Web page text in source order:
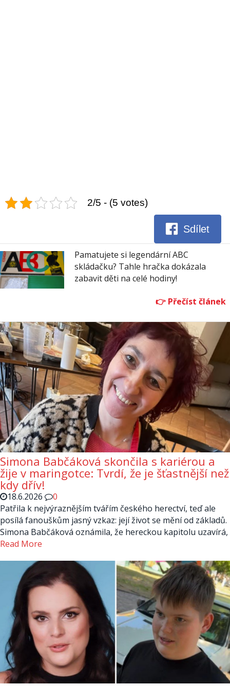
2/5 - (5 votes)
Sdílet
Pamatujete si legendární ABC
skládačku? Tahle hračka dokázala
zabavit děti na celé hodiny!
Simona Babčáková skončila s kariérou a
žije v maringotce: Tvrdí, že je šťastnější než
kdy dřív!
18.6.2026
0
Patřila k nejvýraznějším tvářím českého herectví, teď ale
posílá fanouškům jasný vzkaz: její život se mění od základů.
Simona Babčáková oznámila, že hereckou kapitolu uzavírá,
Read More